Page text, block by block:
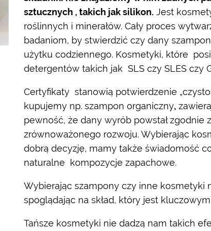
sztucznych , takich jak silikon. Jest
roślinnych i minerałów. Cały proces
badaniom, by stwierdzić czy dany
użytku codziennego. Kosmetyki, które
detergentów takich jak SLS czy SLES czy
Certyfikaty stanowią potwierdzenie
kupujemy np. szampon organiczny,
pewność, że dany wyrób powstał
zrównoważonego rozwoju. Wybierając
dobrą decyzję, mamy także świadomość
naturalne kompozycje zapachowe.
Wybierając szampony czy inne kosmetyki
spoglądając na skład, który jest
Tańsze kosmetyki nie dadzą nam takich